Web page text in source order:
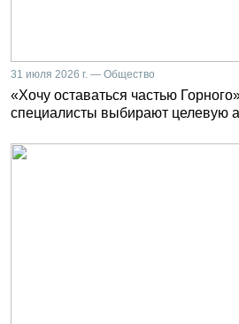
31 июля 2026 г. — Общество
«Хочу оставаться частью
специалисты выбирают целевую